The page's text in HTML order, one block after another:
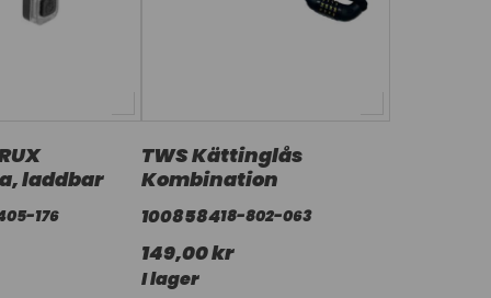
laddbar
176
TWS Kättinglås
Kombination
100858418-802-063
149,00 kr
I lager